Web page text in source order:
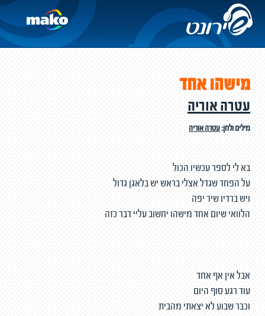
מישהו אחד
עטרה אוריה
מילים ולחן:עטרה אוריה
בא לי לספר עכשיו הכול
על הפחד שגדל אצלי בראש יש בלאגן גדול
ויש ברדיו שיר יפה
הלוואי שיום אחד מישהו יחשוב עליי דבר כזה
אבל אין אף אחד
עוד רגע סוף היום
וכבר שבוע לא יצאתי מהבית